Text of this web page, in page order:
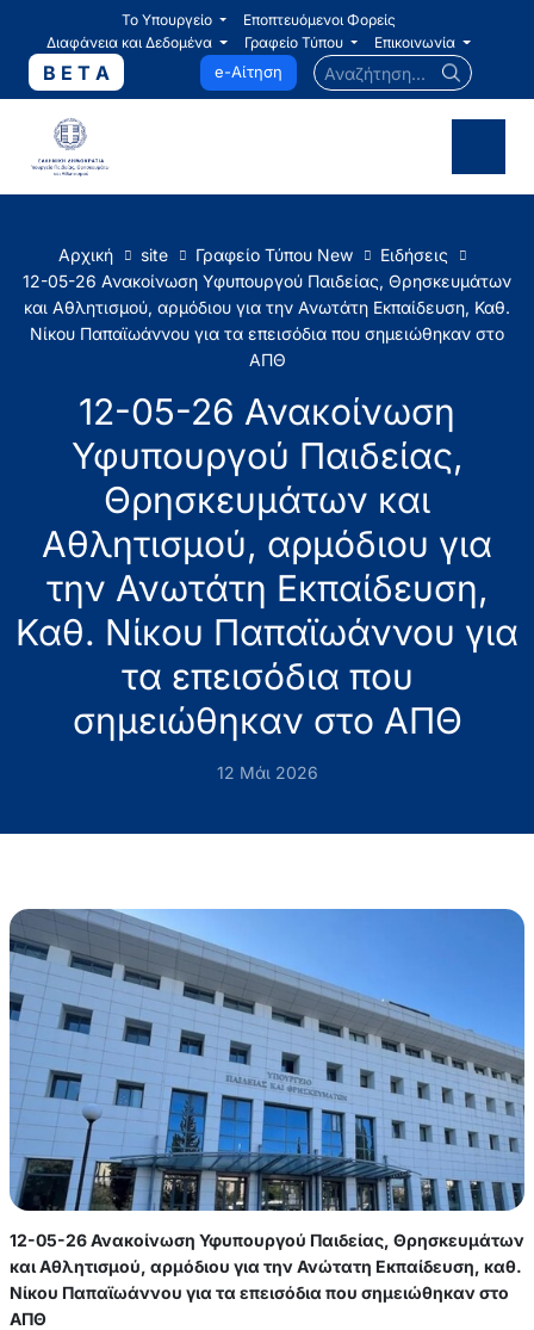
Το Υπουργείο
Εποπτευόμενοι Φορείς
Διαφάνεια και Δεδομένα
Γραφείο Τύπου Επικοινωνία
B E T A e-Αίτηση Αναζήτηση...
Αρχική site Γραφείο Τύπου New
Ειδήσεις
12-05-26 Ανακοίνωση Υφυπουργού Παιδείας, Θρησκευμάτων
και Αθλητισμού, αρμόδιου για την Ανωτάτη Εκπαίδευση, Καθ.
Νίκου Παπαϊωάννου για τα επεισόδια που σημειώθηκαν στο
ΑΠΘ
12-05-26 Ανακοίνωση
Υφυπουργού Παιδείας,
Θρησκευμάτων και
Αθλητισμού, αρμόδιου για
την Ανωτάτη Εκπαίδευση,
Καθ. Νίκου Παπαϊωάννου για
τα επεισόδια που
σημειώθηκαν στο ΑΠΘ
12 Μάι 2026
12-05-26 Ανακοίνωση Υφυπουργού Παιδείας, Θρησκευμάτων
και Αθλητισμού, αρμόδιου για την Ανώτατη Εκπαίδευση, καθ.
Νίκου Παπαϊωάννου για τα επεισόδια που σημειώθηκαν στο
ΑΠΘ